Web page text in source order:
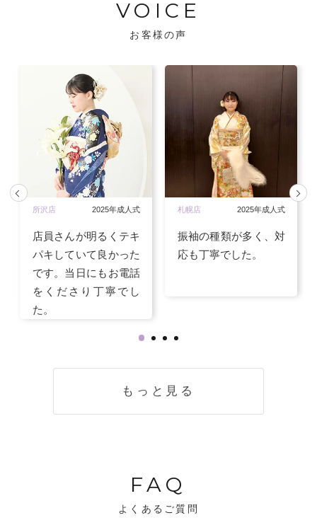
VOICE
お客様の声
所沢店 2025年成人式
店員さんが明るくテキ
パキしていて良かった
です。当日にもお電話
をくださり丁寧でし
た。
札幌店 2025年成人式
振袖の種類が多く、対
応も丁寧でした。
もっと見る
FAQ
よくあるご質問